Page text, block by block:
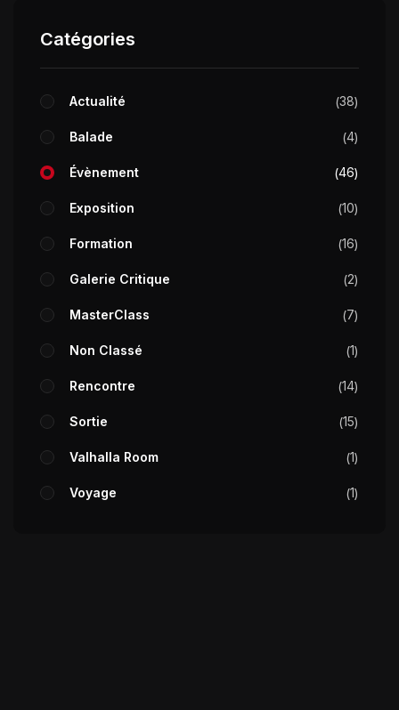
Catégories
Actualité 38
Balade 4
Évènement 46
Exposition 10
Formation 16
Galerie Critique 2
MasterClass 7
Non Classé 1
Rencontre 14
Sortie 15
Valhalla Room 1
Voyage 1